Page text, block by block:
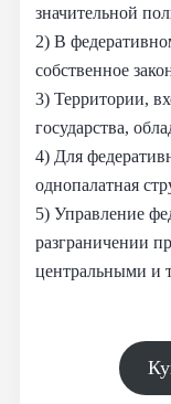
значительной
2) В
собственное
3) Территории,
государства,
4) Для
однопалатная
5) Управление
разграничении
центральными и